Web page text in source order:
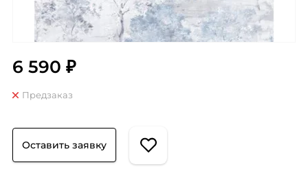
6 590 ₽
Предзаказ
Оставить заявку